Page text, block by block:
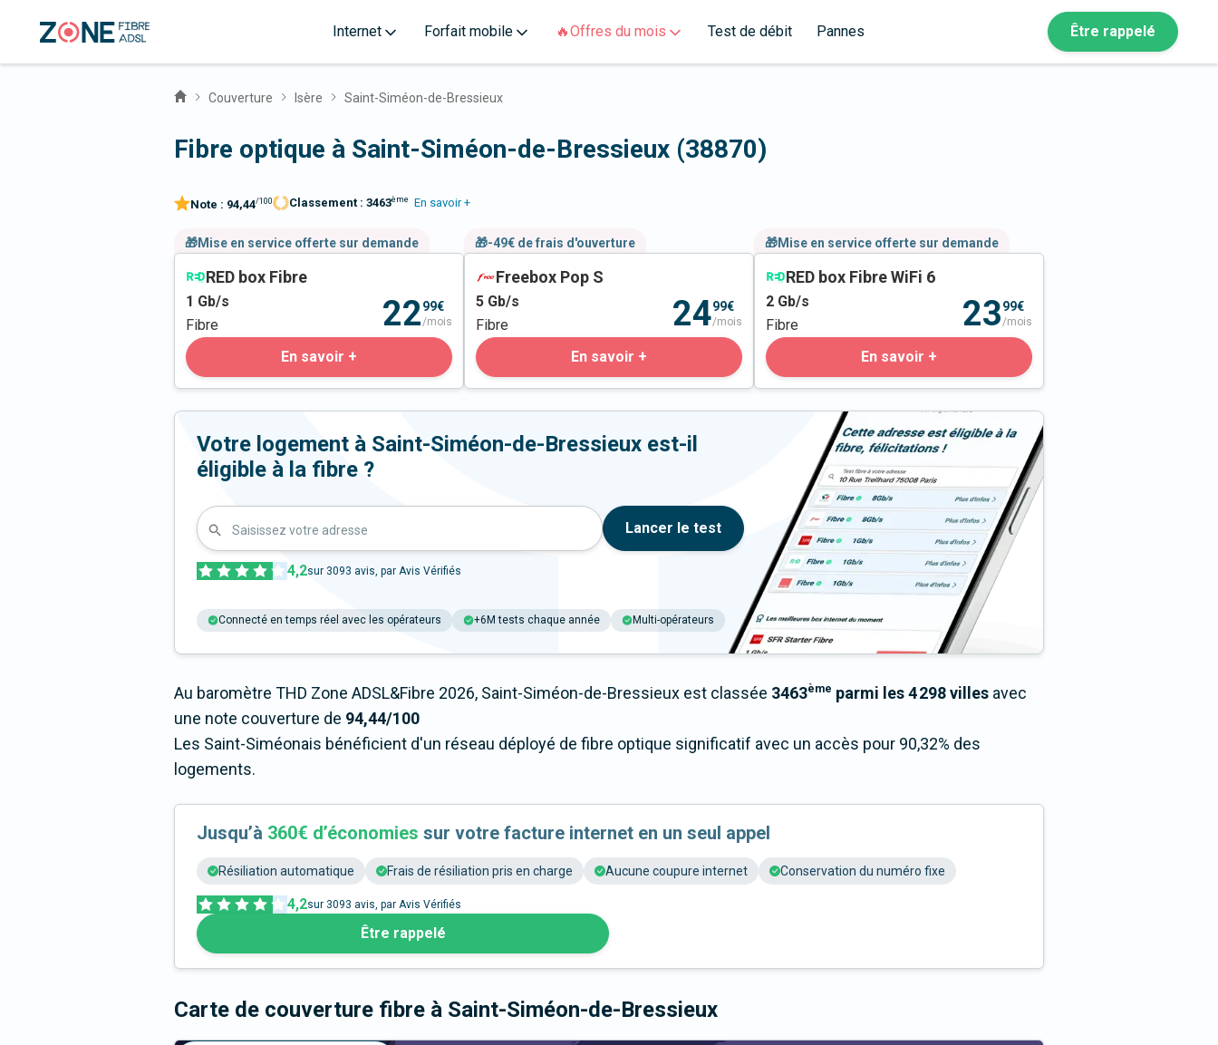
Internet Forfait mobile 🔥Offres du mois Test de débit Pannes Être rappelé
Couverture Isère Saint-Siméon-de-Bressieux
Fibre optique à Saint-Siméon-de-Bressieux (38870)
Note : 94,44/100 Classement : 3463ème En savoir +
🎁Mise en service offerte sur demande
RED box Fibre
1 Gb/s
Fibre
2299€
/mois
En savoir +
🎁-49€ de frais d'ouverture
Freebox Pop S
5 Gb/s
Fibre
2499€
/mois
En savoir +
🎁Mise en service offerte sur demande
RED box Fibre WiFi 6
2 Gb/s
Fibre
2399€
/mois
En savoir +
Votre logement à Saint-Siméon-de-Bressieux est-il
éligible à la fibre ?
Saisissez votre adresse Lancer le test
4,2sur 3093 avis, par Avis Vérifiés
Connecté en temps réel avec les opérateurs +6M tests chaque année Multi-opérateurs
Au baromètre THD Zone ADSL&Fibre 2026, Saint-Siméon-de-Bressieux est classée 3463ème parmi les 4 298 villes avec
une note couverture de 94,44/100
Les Saint-Siméonais bénéficient d'un réseau déployé de fibre optique significatif avec un accès pour 90,32% des
logements.
Jusqu’à 360€ d’économies sur votre facture internet en un seul appel
Résiliation automatique Frais de résiliation pris en charge Aucune coupure internet Conservation du numéro fixe
4,2sur 3093 avis, par Avis Vérifiés
Être rappelé
Carte de couverture fibre à Saint-Siméon-de-Bressieux